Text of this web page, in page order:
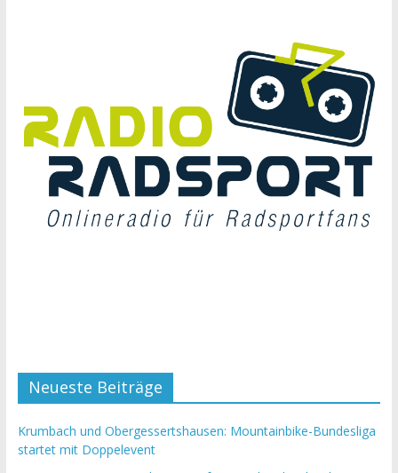
Neueste Beiträge
Krumbach und Obergessertshausen: Mountainbike-Bundesliga
startet mit Doppelevent